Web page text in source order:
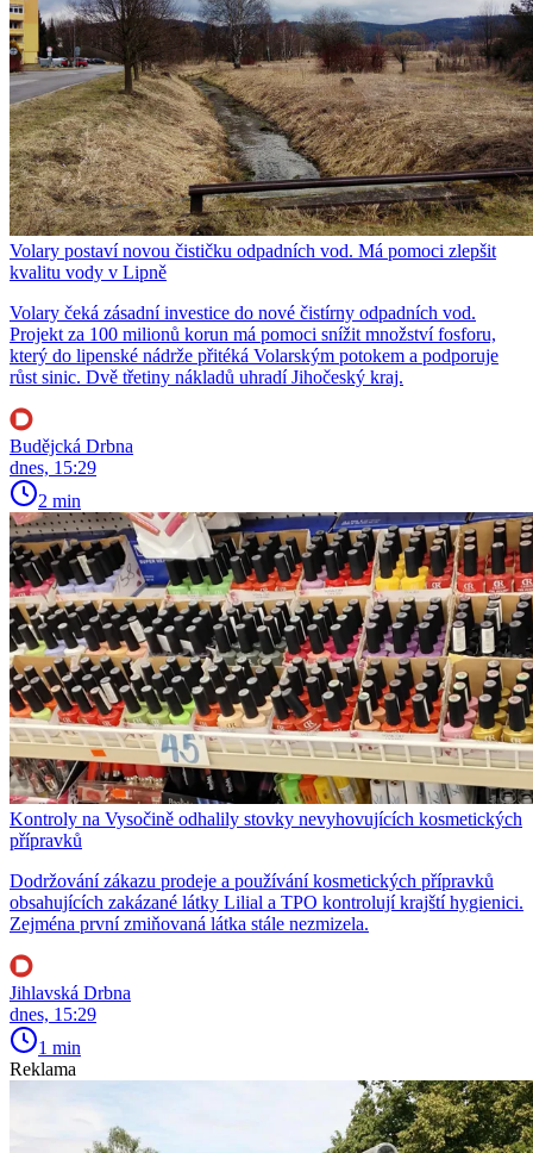
Volary postaví novou čističku odpadních vod. Má pomoci zlepšit
kvalitu vody v Lipně
Volary čeká zásadní investice do nové čistírny odpadních vod.
Projekt za 100 milionů korun má pomoci snížit množství fosforu,
který do lipenské nádrže přitéká Volarským potokem a podporuje
růst sinic. Dvě třetiny nákladů uhradí Jihočeský kraj.
Budějcká Drbna
dnes, 15:29
2 min
Kontroly na Vysočině odhalily stovky nevyhovujících kosmetických
přípravků
Dodržování zákazu prodeje a používání kosmetických přípravků
obsahujících zakázané látky Lilial a TPO kontrolují krajští hygienici.
Zejména první zmiňovaná látka stále nezmizela.
Jihlavská Drbna
dnes, 15:29
1 min
Reklama